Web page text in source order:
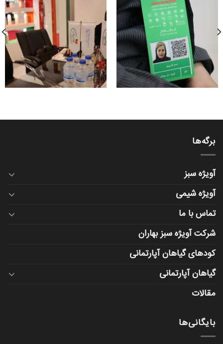
برگه‌ها
آویژه سبز
آویژه شیمی
تماس با ما
شرکت آویژه سبز بهاران
کودهای گیاهان آپارتمانی
گیاهان آپارتمانی
مقالات
بایگانی‌ها